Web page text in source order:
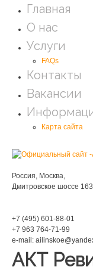
Главная
О нас
Услуги
FAQs
Контакты
Вакансии
Карта сайта
Россия, Москва,
Дмитровское шоссе
+7 (495) 601-88-01
+7 963 764-71-99
e-mail:
АКТ